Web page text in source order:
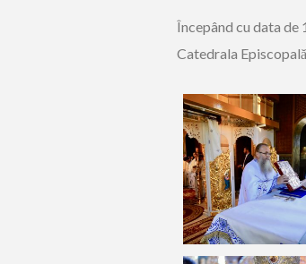
Începând cu data de
Catedrala